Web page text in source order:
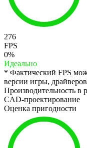
276
FPS
0%
Идеально
* Фактический FPS
версии игры,
Производительность в
CAD-проектирование
Оценка пригодности